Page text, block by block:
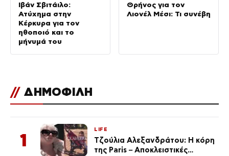
Ιβάν Σβιτάιλο:
Ατύχημα στην
Κέρκυρα για τον
ηθοποιό και το
μήνυμά του
Θρήνος για τον
Λιονέλ Μέσι: Τι συνέβη
// ΔΗΜΟΦΙΛΗ
1
LIFE
Τζούλια Αλεξανδράτου: Η κόρη
της Paris – Αποκλειστικές